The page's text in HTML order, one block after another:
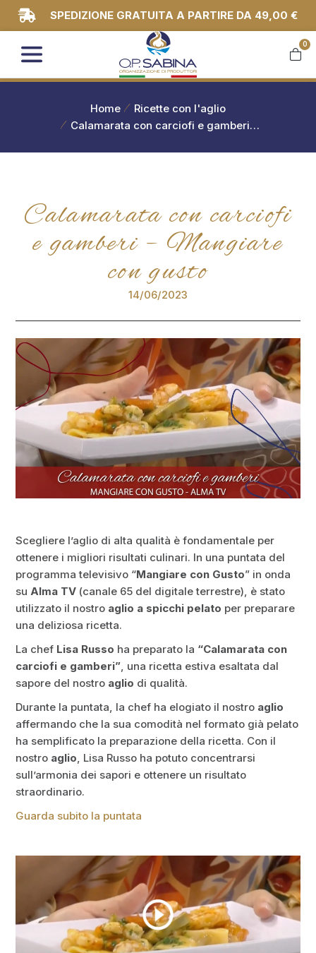
SPEDIZIONE GRATUITA A PARTIRE DA 49,00 €
0
Home
Ricette con l'aglio
Calamarata con carciofi e gamberi…
Calamarata con carciofi
e gamberi – Mangiare
con gusto
14/06/2023
Scegliere l’aglio di alta qualità è fondamentale per
ottenere i migliori risultati culinari. In una puntata del
programma televisivo “Mangiare con Gusto” in onda
suAlma TV (canale 65 del digitale terrestre), è stato
utilizzato il nostro aglio a spicchi pelato per preparare
una deliziosa ricetta.
La chef Lisa Russo ha preparato la “Calamarata con
carciofi e gamberi”, una ricetta estiva esaltata dal
sapore del nostro aglio di qualità.
Durante la puntata, la chef ha elogiato il nostro aglio
affermando che la sua comodità nel formato già pelato
ha semplificato la preparazione della ricetta. Con il
nostro aglio, Lisa Russo ha potuto concentrarsi
sull’armonia dei sapori e ottenere un risultato
straordinario.
Guarda subito la puntata